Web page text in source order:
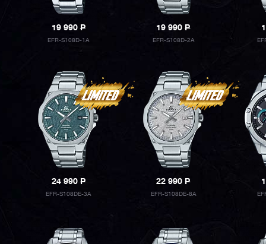
19 990P
EFR-S108D-1A
19 990P
EFR-S108D-2A
24 990P
EFR-S108DE-3A
22 990P
EFR-S108DE-8A